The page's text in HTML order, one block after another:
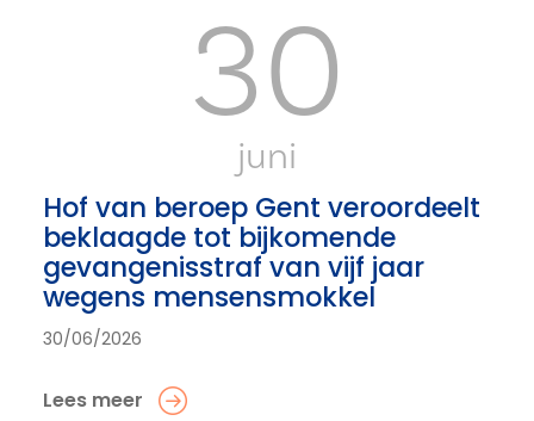
30
juni
Hof van beroep Gent veroordeelt
beklaagde tot bijkomende
gevangenisstraf van vijf jaar
wegens mensensmokkel
30/06/2026
Lees meer